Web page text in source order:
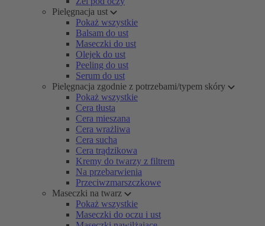
Pielęgnacja ust
Pokaż wszystkie
Balsam do ust
Maseczki do ust
Olejek do ust
Peeling do ust
Serum do ust
Pielęgnacja zgodnie z potrzebami/typem skóry
Pokaż wszystkie
Cera tłusta
Cera mieszana
Cera wrażliwa
Cera sucha
Cera trądzikowa
Kremy do twarzy z filtrem
Na przebarwienia
Przeciwzmarszczkowe
Maseczki na twarz
Pokaż wszystkie
Maseczki do oczu i ust